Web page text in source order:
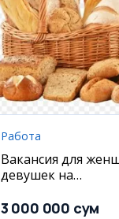
Работа
Вакансия для
девушек на
хлебобулочных
3 000 000 сум